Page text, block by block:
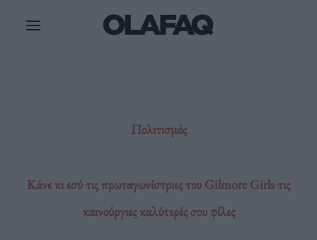
Πολιτισμός
Κάνε κι εσύ τις πρωταγωνίστριες του Gilmore Girls τις
καινούργιες καλύτερές σου φίλες